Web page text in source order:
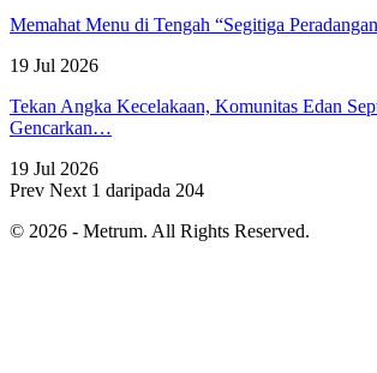
Memahat Menu di Tengah “Segitiga
19 Jul 2026
Tekan Angka Kecelakaan, Komunitas Edan
Gencarkan…
19 Jul 2026
Prev Next 1 daripada 204
© 2026 - Metrum. All Rights Reserved.